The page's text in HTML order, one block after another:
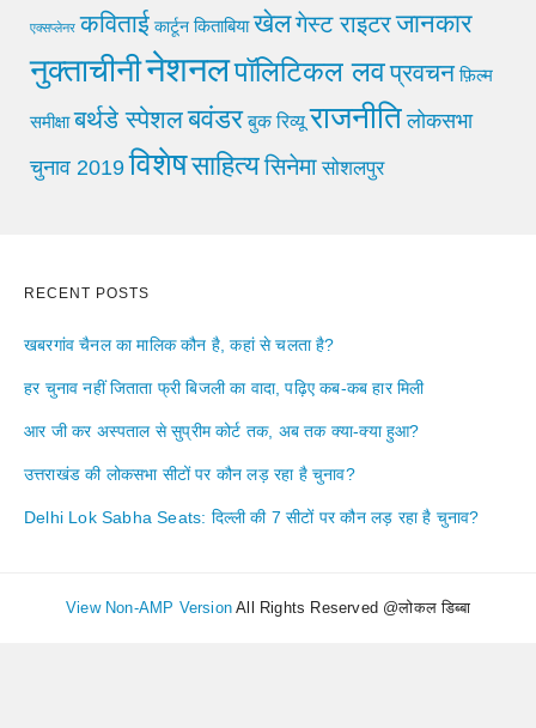
एक्सप्लेनर कविताई कार्टून किताबिया खेलगेस्ट राइटरजानकार
नुक्ताचीनीनेशनलपॉलिटिकल लवप्रवचन फ़िल्म
समीक्षा बर्थडे स्पेशलबवंडर बुक रिव्यू राजनीति लोकसभा
चुनाव 2019 विशेषसाहित्यसिनेमा सोशलपुर
RECENT POSTS
खबरगांव चैनल का मालिक कौन है, कहां से चलता है?
हर चुनाव नहीं जिताता फ्री बिजली का वादा, पढ़िए कब-कब हार मिली
आर जी कर अस्पताल से सुप्रीम कोर्ट तक, अब तक क्या-क्या हुआ?
उत्तराखंड की लोकसभा सीटों पर कौन लड़ रहा है चुनाव?
Delhi Lok Sabha Seats: दिल्ली की 7 सीटों पर कौन लड़ रहा है चुनाव?
View Non-AMP Version All Rights Reserved @लोकल डिब्बा